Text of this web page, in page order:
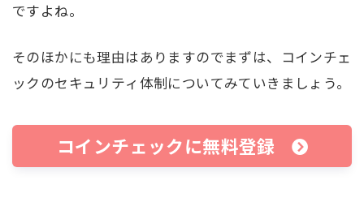
ですよね。
そのほかにも理由はありますのでまずは、コインチェ
ックのセキュリティ体制についてみていきましょう。
コインチェックに無料登録